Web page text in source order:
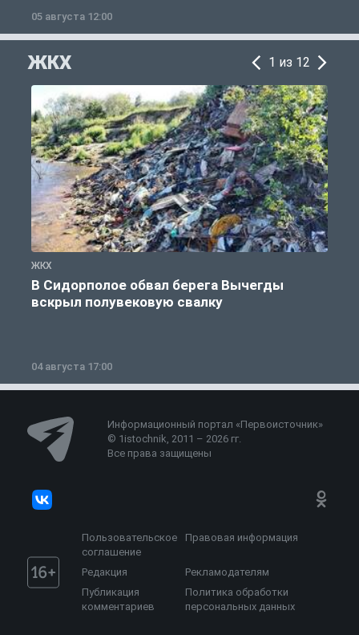
05 августа 12:00
ЖКХ 1 из 12
ЖКХ
В Сидорполое обвал берега Вычегды
вскрыл полувековую свалку
04 августа 17:00
Информационный портал «Первоисточник»
© 1istochnik, 2011 – 2026 гг.
Все права защищены
Пользовательское
соглашение
Правовая информация
Редакция
Рекламодателям
Публикация
комментариев
Политика обработки
персональных данных